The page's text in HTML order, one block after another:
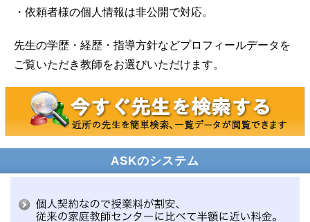
・依頼者様の個人情報は非公開で対応。
先生の学歴・経歴・指導方針などプロフィールデータを
ご覧いただき教師をお選びいただけます。
ASKのシステム